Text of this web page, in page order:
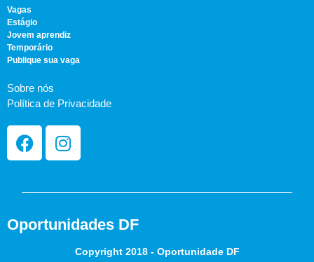
Vagas
Estágio
Jovem aprendiz
Temporário
Publique sua vaga
Sobre nós
Política de Privacidade
Oportunidades DF
Copyright 2018 - Oportunidade DF